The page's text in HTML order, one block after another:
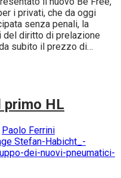
i privati, che da oggi
senza penali, la
diritto di prelazione
subito il prezzo di…
primo HL
Paolo Ferrini